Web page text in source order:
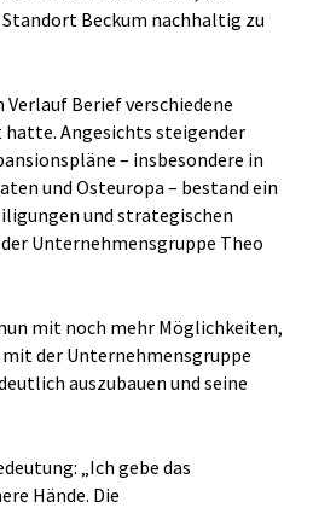
Beckum nachhaltig zu
Berief verschiedene
Angesichts steigender
– insbesondere in
und Osteuropa – bestand ein
und strategischen
Unternehmensgruppe Theo
mit noch mehr Möglichkeiten,
der Unternehmensgruppe
auszubauen und seine
„Ich gebe das
Hände. Die